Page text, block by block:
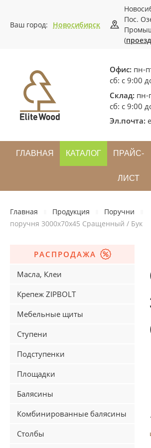
Ваш город: Новосибирск
Пос.
(проезд
Офис: пн-
сб: с 9:00
Склад: пн-
сб: с 9:00
Эл.почта:
ГЛАВНАЯ КАТАЛОГ ПРАЙС-
ЛИСТ
Главная Продукция Поручни
поручня 3000х70х45 Сращенный / Бук
РАСПРОДАЖА
Масла, Клеи
Крепеж ZIPBOLT
Мебельные щиты
Ступени
Подступенки
Площадки
Балясины
Комбинированные балясины
Столбы